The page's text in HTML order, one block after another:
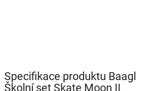
Specifikace produktu Baagl
Školní set Skate Moon II